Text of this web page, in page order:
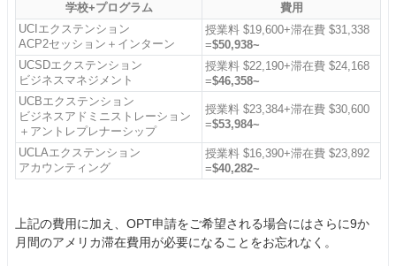
学校+プログラム
費用
UCIエクステンション
ACP2セッション＋インターン
授業料 $19,600+滞在費 $31,338
=$50,938~
UCSDエクステンション
ビジネスマネジメント
授業料 $22,190+滞在費 $24,168
=$46,358~
UCBエクステンション
ビジネスアドミニストレーション
＋アントレプレナーシップ
授業料 $23,384+滞在費 $30,600
=$53,984~
UCLAエクステンション
アカウンティング
授業料 $16,390+滞在費 $23,892
=$40,282~
上記の費用に加え、OPT申請をご希望される場合にはさらに9か
月間のアメリカ滞在費用が必要になることをお忘れなく。